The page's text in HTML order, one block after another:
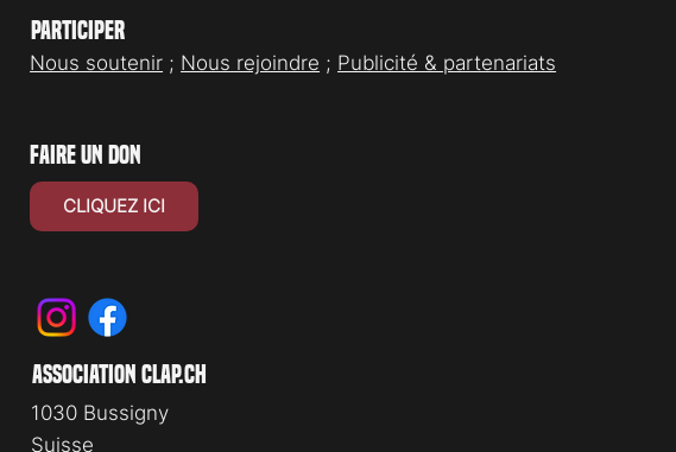
Participer
Nous soutenir ; Nous rejoindre ; Publicité & partenariats
faire un don
CLIQUEZ ICI
association clap.ch
1030 Bussigny
Suisse